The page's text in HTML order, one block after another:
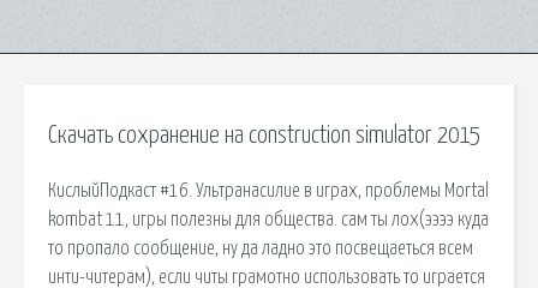
Скачать сохранение на construction simulator 2015
КислыйПодкаст #16. Ультранасилие в играх, проблемы Mortal
kombat 11, игры полезны для общества. сам ты лох(ээээ куда
то пропало сообщение, ну да ладно это посвещаеться всем
инти-читерам), если читы грамотно использовать то играется